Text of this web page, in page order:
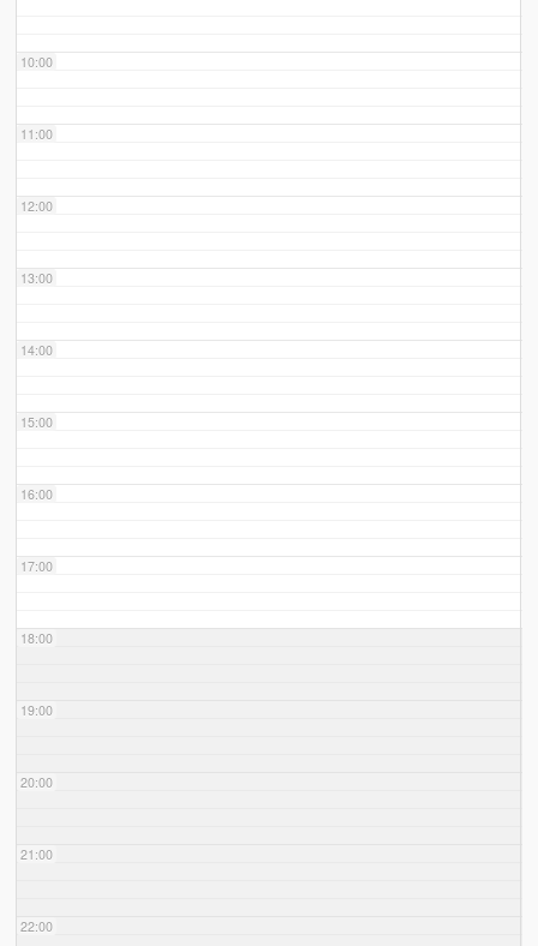
10:00
11:00
12:00
13:00
14:00
15:00
16:00
17:00
18:00
19:00
20:00
21:00
22:00